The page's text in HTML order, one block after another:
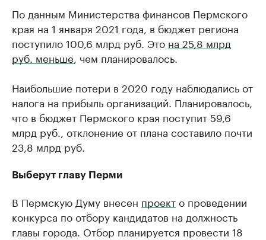
По данным Министерства финансов Пермского
края на 1 января 2021 года, в бюджет региона
поступило 100,6 млрд руб. Это на 25,8 млрд
руб. меньше , чем планировалось.
Наибольшие потери в 2020 году наблюдались от
налога на прибыль организаций. Планировалось,
что в бюджет Пермского края поступит 59,6
млрд руб., отклонение от плана составило почти
23,8 млрд руб.
Выберут главу Перми
В Пермскую Думу внесен проекто проведении
конкурса по отбору кандидатов на должность
главы города. Отбор планируется провести 18